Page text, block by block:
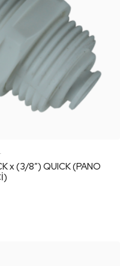
x (3/8″) QUICK (PANO